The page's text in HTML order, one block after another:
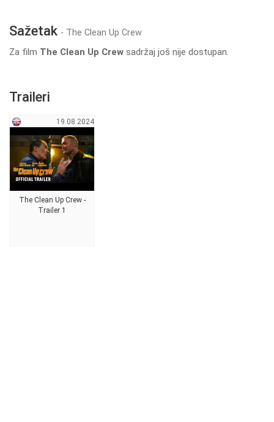
Sažetak - The Clean Up Crew
Za film The Clean Up Crew sadržaj još nije dostupan.
Traileri
19.08.2024
The Clean Up Crew -
Trailer 1